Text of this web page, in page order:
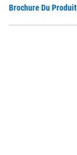
Brochure Du Produit